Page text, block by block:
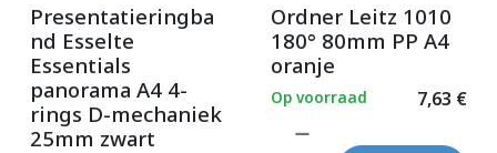
Presentatieringba
nd Esselte
Essentials
panorama A4 4-
rings D-mechaniek
25mm zwart
Ordner Leitz 1010
180° 80mm PP A4
oranje
7,63 €
Op voorraad